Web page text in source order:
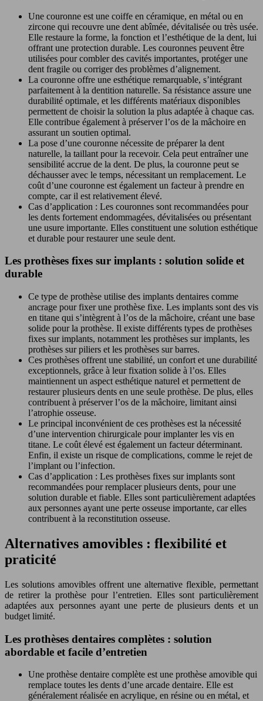
Une couronne est une coiffe en céramique, en métal ou en
zircone qui recouvre une dent abîmée, dévitalisée ou très usée.
Elle restaure la forme, la fonction et l’esthétique de la dent, lui
offrant une protection durable. Les couronnes peuvent être
utilisées pour combler des cavités importantes, protéger une
dent fragile ou corriger des problèmes d’alignement.
La couronne offre une esthétique remarquable, s’intégrant
parfaitement à la dentition naturelle. Sa résistance assure une
durabilité optimale, et les différents matériaux disponibles
permettent de choisir la solution la plus adaptée à chaque cas.
Elle contribue également à préserver l’os de la mâchoire en
assurant un soutien optimal.
La pose d’une couronne nécessite de préparer la dent
naturelle, la taillant pour la recevoir. Cela peut entraîner une
sensibilité accrue de la dent. De plus, la couronne peut se
déchausser avec le temps, nécessitant un remplacement. Le
coût d’une couronne est également un facteur à prendre en
compte, car il est relativement élevé.
Cas d’application : Les couronnes sont recommandées pour
les dents fortement endommagées, dévitalisées ou présentant
une usure importante. Elles constituent une solution esthétique
et durable pour restaurer une seule dent.
Les prothèses fixes sur implants : solution solide et
durable
Ce type de prothèse utilise des implants dentaires comme
ancrage pour fixer une prothèse fixe. Les implants sont des vis
en titane qui s’intègrent à l’os de la mâchoire, créant une base
solide pour la prothèse. Il existe différents types de prothèses
fixes sur implants, notamment les prothèses sur implants, les
prothèses sur piliers et les prothèses sur barres.
Ces prothèses offrent une stabilité, un confort et une durabilité
exceptionnels, grâce à leur fixation solide à l’os. Elles
maintiennent un aspect esthétique naturel et permettent de
restaurer plusieurs dents en une seule prothèse. De plus, elles
contribuent à préserver l’os de la mâchoire, limitant ainsi
l’atrophie osseuse.
Le principal inconvénient de ces prothèses est la nécessité
d’une intervention chirurgicale pour implanter les vis en
titane. Le coût élevé est également un facteur déterminant.
Enfin, il existe un risque de complications, comme le rejet de
l’implant ou l’infection.
Cas d’application : Les prothèses fixes sur implants sont
recommandées pour remplacer plusieurs dents, pour une
solution durable et fiable. Elles sont particulièrement adaptées
aux personnes ayant une perte osseuse importante, car elles
contribuent à la reconstitution osseuse.
Alternatives amovibles : flexibilité et
praticité
Les solutions amovibles offrent une alternative flexible, permettant
de retirer la prothèse pour l’entretien. Elles sont particulièrement
adaptées aux personnes ayant une perte de plusieurs dents et un
budget limité.
Les prothèses dentaires complètes : solution
abordable et facile d’entretien
Une prothèse dentaire complète est une prothèse amovible qui
remplace toutes les dents d’une arcade dentaire. Elle est
généralement réalisée en acrylique, en résine ou en métal, et